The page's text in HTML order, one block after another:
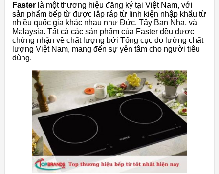
Faster là một thương hiệu đăng ký tại Việt Nam, với
sản phẩm bếp từ được lắp ráp từ linh kiện nhập khẩu từ
nhiều quốc gia khác nhau như Đức, Tây Ban Nha, và
Malaysia. Tất cả các sản phẩm của Faster đều được
chứng nhận về chất lượng bởi Tổng cục đo lường chất
lượng Việt Nam, mang đến sự yên tâm cho người tiêu
dùng.